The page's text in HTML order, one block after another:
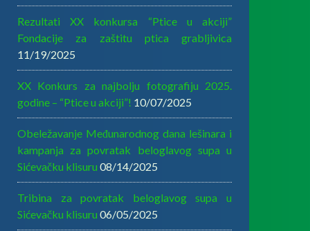
Rezultati XX konkursa “Ptice u akciji”
Fondacije za zaštitu ptica grabljivica
11/19/2025
XX Konkurs za najbolju fotografiju 2025.
godine – “Ptice u akciji”! 10/07/2025
Obeležavanje Međunarodnog dana lešinara i
kampanja za povratak beloglavog supa u
Sićevačku klisuru 08/14/2025
Tribina za povratak beloglavog supa u
Sićevačku klisuru 06/05/2025